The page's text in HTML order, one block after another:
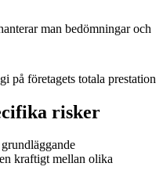
man bedömningar och
på företagets totala prestation
risker
kraftigt mellan olika